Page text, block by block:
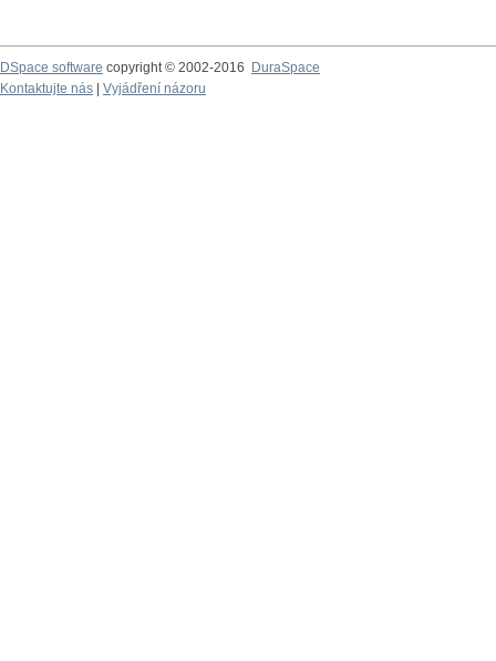
DSpace software copyright © 2002-2016
DuraSpace
Kontaktujte nás
Vyjádření názoru